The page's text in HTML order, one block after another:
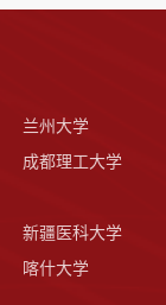
兰州大学
成都理工大学
新疆医科大学
喀什大学